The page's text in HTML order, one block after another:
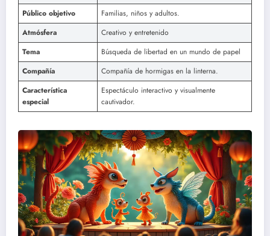
Público objetivo
Familias, niños y adultos.
Atmósfera
Creativo y entretenido
Tema
Búsqueda de libertad en un mundo de papel
Compañía
Compañía de hormigas en la linterna.
Característica
especial
Espectáculo interactivo y visualmente
cautivador.